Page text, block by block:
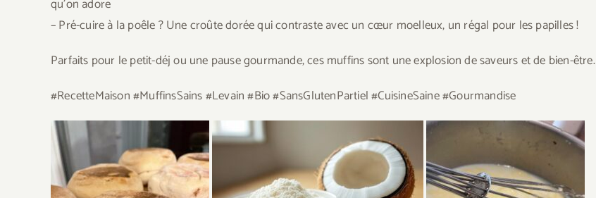
qu’on adore
– Pré-cuire à la poêle ? Une croûte dorée qui contraste avec un cœur moelleux, un régal pour les papilles !
Parfaits pour le petit-déj ou une pause gourmande, ces muffins sont une explosion de saveurs et de bien-être.
#RecetteMaison #MuffinsSains #Levain #Bio #SansGlutenPartiel #CuisineSaine #Gourmandise